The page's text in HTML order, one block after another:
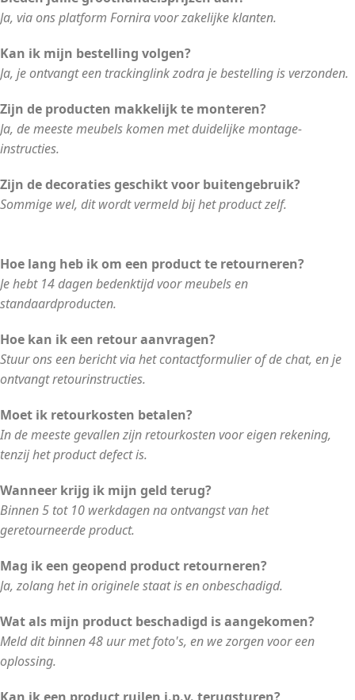
Ja, via ons platform Fornira voor zakelijke klanten.
Kan ik mijn bestelling volgen?
Ja, je ontvangt een trackinglink zodra je bestelling is verzonden.
Zijn de producten makkelijk te monteren?
Ja, de meeste meubels komen met duidelijke montage-
instructies.
Zijn de decoraties geschikt voor buitengebruik?
Sommige wel, dit wordt vermeld bij het product zelf.
Hoe lang heb ik om een product te retourneren?
Je hebt 14 dagen bedenktijd voor meubels en
standaardproducten.
Hoe kan ik een retour aanvragen?
Stuur ons een bericht via het contactformulier of de chat, en je
ontvangt retourinstructies.
Moet ik retourkosten betalen?
In de meeste gevallen zijn retourkosten voor eigen rekening,
tenzij het product defect is.
Wanneer krijg ik mijn geld terug?
Binnen 5 tot 10 werkdagen na ontvangst van het
geretourneerde product.
Mag ik een geopend product retourneren?
Ja, zolang het in originele staat is en onbeschadigd.
Wat als mijn product beschadigd is aangekomen?
Meld dit binnen 48 uur met foto's, en we zorgen voor een
oplossing.